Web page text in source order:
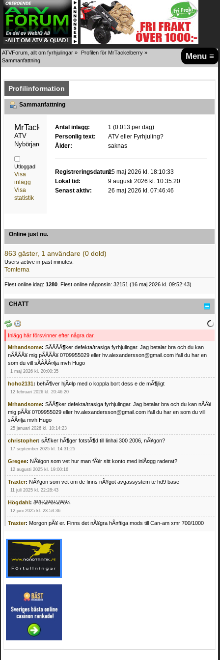
Menu ≡
ATVForum, allt om fyrhjulingar » Profilen för MrTackelberry »
Sammanfattning
Profilinformation
Sammanfattning
MrTackelberry
ATV
Nybörjare
Utloggad
Visa
inlägg
Visa
statistik
Antal inlägg:
1 (0.013 per dag)
Personlig text:
ATV eller Fyrhjuling?
Ålder:
saknas
Registreringsdatum:25 maj 2026 kl. 18:10:33
Lokal tid:
9 augusti 2026 kl. 10:35:20
Senast aktiv:
26 maj 2026 kl. 07:46:46
Online just nu.
863 gäster, 1 användare (0 dold)
Users active in past minutes:
Tomterna
Flest online idag: 1280 . Flest online någonsin: 32151 (16 maj 2026 kl. 09:52:43)
CHATT
Inlägg här försvinner efter några dar.
Mrhandsome: SÃÂÃÂ¶ker defekta/trasiga fyrhjulingar. Jag betalar bra och du kan
nÃÂÃÂ¥ mig pÃÂÃÂ¥ 0709955029 eller hv.alexandersson@gmail.com ifall du har en
som du vill sÃÂÃÂ¤lja mvh Hugo
1 maj 2026 kl. 20:00:35
hoho2131: behÃ¶ver hjÃ¤lp med o koppla bort dess e de mÃ¶jligt
12 februari 2026 kl. 20:46:20
Mrhandsome: SÃÂ¶ker defekta/trasiga fyrhjulingar. Jag betalar bra och du kan nÃÂ¥
mig pÃÂ¥ 0709955029 eller hv.alexandersson@gmail.com ifall du har en som du vill
sÃÂ¤lja mvh Hugo
25 januari 2026 kl. 10:14:23
christopher: sÃ¶ker hÃ¶ger fotstÃ¶d till linhai 300 2006, nÃ¥gon?
17 september 2025 kl. 14:31:25
Gregee: NÃ¥gon som vet hur man fÃ¥r sitt konto med inlÃ¤gg raderat?
12 augusti 2025 kl. 19:00:16
Traxter: NÃ¥gon som vet om de finns nÃ¥got avgassystem te hd9 base
11 juli 2025 kl. 22:28:43
Högdahl: ðªð¼ðªð¼ðªð¼
12 juni 2025 kl. 23:53:36
Traxter: Morgon pÃ¥ er. Finns det nÃ¥gra hÃ¤ftiga mods till Can-am xmr 700/1000
Mrhandsome:SÃ¶ker defekta/trasiga fyrhjulingar. Jag betalar bra och du kan nÃ¥ mig
pÃ¥ 0709955029 eller hv.alexandersson@gmail.com ifall du har en som du vill sÃ¤lja
mvh Hugo
21 februari 2025 kl. 09:25:52
Oscar5:NÃ¥gon som vet vad man kan begÃ¤ra fÃ¶r en Honda TRX 350 FE 2005
4 februari 2025 kl. 19:20:50
Oscar5:44
4 februari 2025 kl. 19:15:36
Greger59:NÃ¤gon som vet har en Cetek 500 EFI
15 januari 2025 kl. 23:49:44
Mrhandsome:SÃÂ¶ker defekta/trasiga fyrhjulingar. Jag betalar bra och du kan nÃÂ¥